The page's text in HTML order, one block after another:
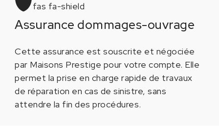
fas fa-shield
Assurance dommages-ouvrage
Cette assurance est souscrite et négociée
par Maisons Prestige pour votre compte. Elle
permet la prise en charge rapide de travaux
de réparation en cas de sinistre, sans
attendre la fin des procédures.